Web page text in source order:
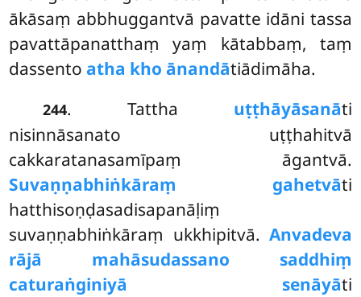
ākāsaṃ abbhuggantvā pavatte idāni tassa
pavattāpanatthaṃ yaṃ kātabbaṃ, taṃ
dassento atha kho ānandātiādimāha.
244. Tattha uṭṭhāyāsanāti
nisinnāsanato uṭṭhahitvā
cakkaratanasamīpaṃ āgantvā.
Suvaṇṇabhiṅkāraṃ gahetvāti
hatthisoṇḍasadisapanāḷiṃ
suvaṇṇabhiṅkāraṃ ukkhipitvā. Anvadeva
rājā mahāsudassano saddhiṃ
caturaṅginiyā senāyāti